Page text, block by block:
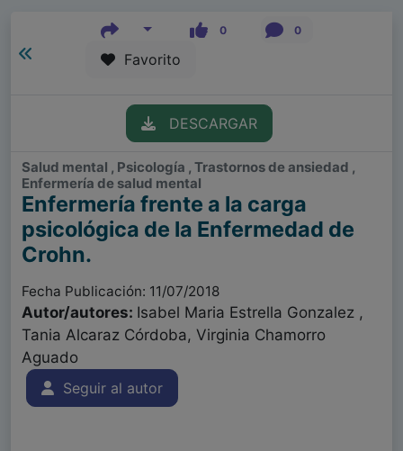
0 0
Favorito
DESCARGAR
Salud mental , Psicología , Trastornos de ansiedad ,
Enfermería de salud mental
Enfermería frente a la carga
psicológica de la Enfermedad de
Crohn.
Fecha Publicación: 11/07/2018
Autor/autores: Isabel Maria Estrella Gonzalez ,
Tania Alcaraz Córdoba, Virginia Chamorro
Aguado
Seguir al autor